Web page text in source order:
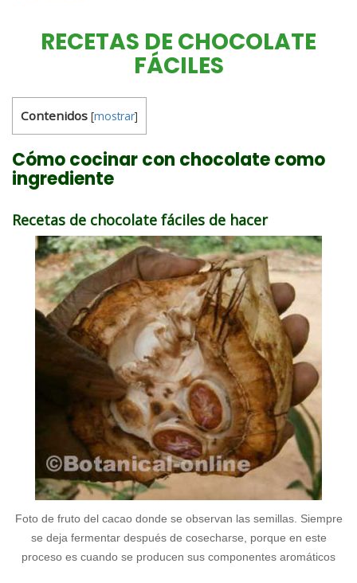
RECETAS DE CHOCOLATE
FÁCILES
Contenidos [mostrar]
Cómo cocinar con chocolate como
ingrediente
Recetas de chocolate fáciles de hacer
Foto de fruto del cacao donde se observan las semillas. Siempre
se deja fermentar después de cosecharse, porque en este
proceso es cuando se producen sus componentes aromáticos